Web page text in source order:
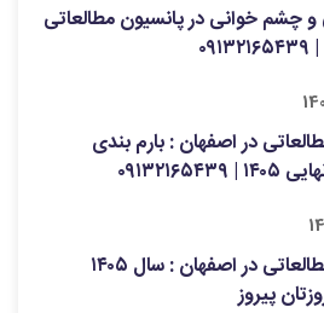
و چشم خوانی در پانسیون مطالعاتی
در اصفهان : بارم بندی
پانسیون مطالعاتی در اصفهان : سال ۱۴۰۵
پیروز